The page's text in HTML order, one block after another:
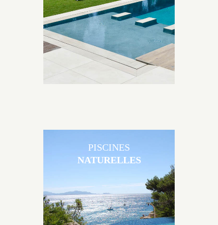
matériaux et de revêtements et les nombreuses
options disponibles, miroir, couloir de nage, plage
immergée, débordement.
Les piscines en béton naturelles Jacques Brens sont
originales, elles s’intègrent parfaitement à leur
environnement grâce à un jeu de volume et de
PISCINES
NATURELLES